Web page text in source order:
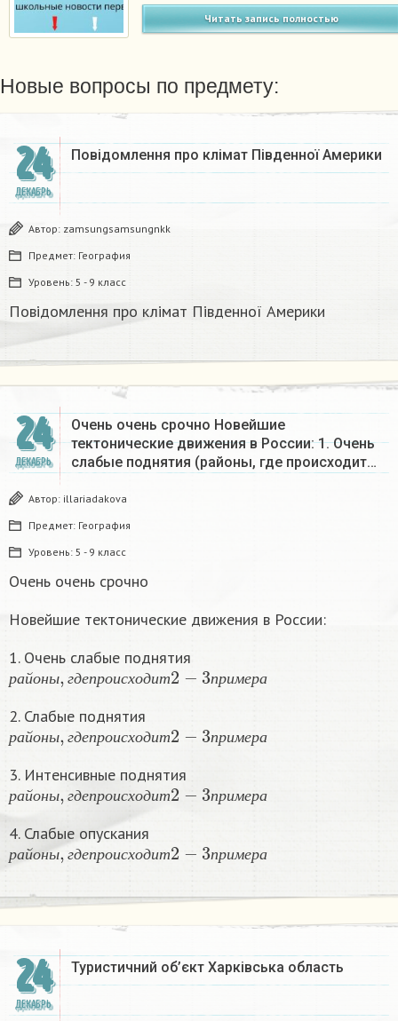
Читать запись полностью
Новые вопросы по предмету:
24
ДЕКАБРЬ
Повідомлення про клімат Південної Америки
Автор: zamsungsamsungnkk
Предмет: География
Уровень: 5 - 9 класс
Повідомлення про клімат Південної Америки
24
ДЕКАБРЬ
Очень очень срочно Новейшие
тектонические движения в России: 1. Очень
слабые поднятия (районы, где происходит…
Автор: illariadakova
Предмет: География
Уровень: 5 - 9 класс
Очень очень срочно
Новейшие тектонические движения в России:
1. Очень слабые поднятия
р а й о н ы г депр о исх о д ит пр имера
районы,гдепр оисходи 2
2. Слабые поднятия
р а й о н ы г депр о исх о д ит пр имера
районы, гдепрои д 2
3. Интенсивные поднятия
р а й о н ы г депр о исх о д ит пр имера
районы,гдепроисходи 2
4. Слабые опускания
р а й о н ы г депр о исх о д ит пр имера
районы, гдепроис д 2
24
ДЕКАБРЬ
Туристичний об’єкт Харківська область